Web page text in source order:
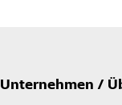
Unternehmen /